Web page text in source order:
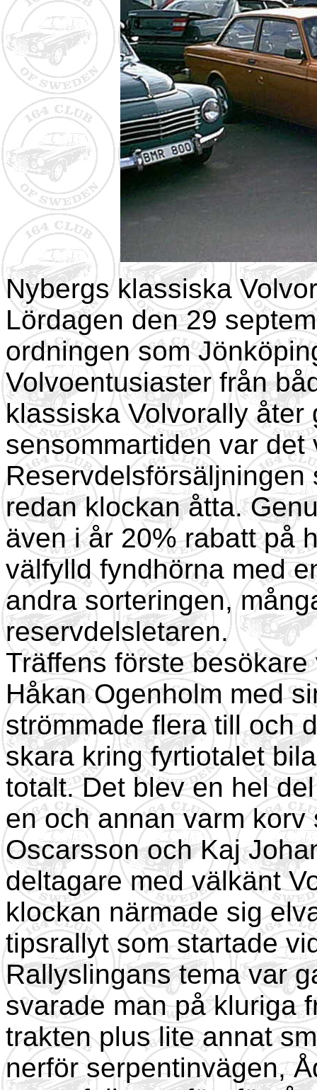
Nybergs klassiska
Lördagen den 29
ordningen som
Volvoentusiaster från
klassiska Volvorally åter
sensommartiden var
redan klockan åtta.
även i år 20% rabatt på
välfylld fyndhörna med
andra sorteringen,
reservdelsletaren.
Träffens förste
Håkan Ogenholm med
strömmade flera till och
skara kring fyrtiotalet
totalt. Det blev en hel
en och annan varm
Oscarsson och Kaj
deltagare med välkänt
klockan närmade sig
tipsrallyt som startade
Rallyslingans tema var
svarade man på kluriga
trakten plus lite annat
nerför serpentinvägen,